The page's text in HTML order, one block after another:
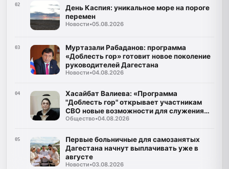
02
День Каспия: уникальное море на пороге
перемен
Новости•05.08.2026
03
Муртазали Рабаданов: программа
«Доблесть гор» готовит новое поколение
руководителей Дагестана
Новости•04.08.2026
04
Хасайбат Валиева: «Программа
"Доблесть гор" открывает участникам
СВО новые возможности для служения
Дагестану»
Общество•04.08.2026
05
Первые больничные для самозанятых
Дагестана начнут выплачивать уже в
августе
Новости•03.08.2026